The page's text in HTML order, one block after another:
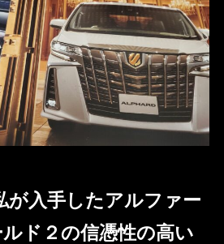
が入手したアルファー
ルド２の信憑性の高い